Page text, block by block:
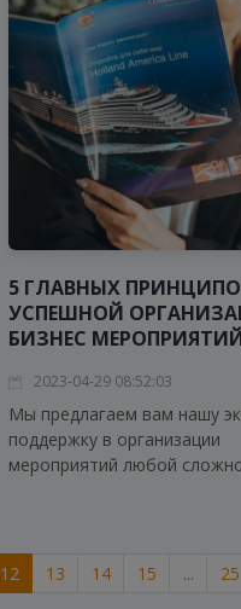
5 ГЛАВНЫХ
УСПЕШНОЙ
БИЗНЕС
2023-04-29 08:52:03
Мы предлагаем вам нашу
поддержку в организации
мероприятий любой
12 13 14 15 ... 25